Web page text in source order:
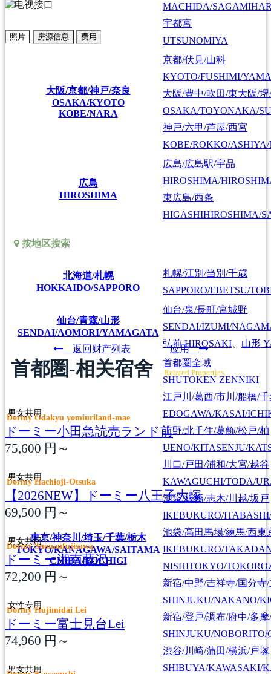
MACHIDA/
宇都宮
UTSUNOMIYA
大阪/京都/神戸/奈良
OSAKA/KYOTO
KOBE/NARA
京都/伏見/山科
KYOTO/FUSHIMI/
大阪/豊中/吹田/東大阪/
OSAKA/TOYONAKA/
神戸/六甲/芦屋/西宮
KOBE/ROKKO/
広島
HIROSHIMA
広島/広島駅/宇品
HIROSHIMA/
東広島/西条
HIGASHIHIROSHIMA/
按地区搜索
北海道/札幌
HOKKAIDO/SAPPORO
札幌/江別/当別/千歳
SAPPORO/EBETSU/
仙台/青森/山形
SENDAI/AOMORI/YAMAGATA
仙台/泉/長町/宮城野
SENDAI/IZUMI/
弘前HIROSAKI 山形
東京/神奈川/埼玉/千葉/栃木
TOKYO/KANAGAWA/SAITAMA
CHIBA/TOCHIGI
首都圏全域
SHUTOKEN ZENNIKI
江戸川/葛西/市川/船橋/千
EDOGAWA/KASAI/
上野/北千住/葛飾/松戸/柏
UENO/KITASENJU/
川口/戸田/浦和/大宮/越谷
KAWAGUCHI/TODA/
池袋/板橋/志木/川越/坂戸
IKEBUKURO/
池袋/高田馬場/練馬/西東
IKEBUKURO/
NISHITOKYO/
新宿/中野/吉祥寺/国分寺
SHINJUKU/NAKANO/
新宿/登戸/調布/府中/多
SHINJUKU/
渋谷/川崎/蒲田/横浜/戸塚
SHIBUYA/KAWASAKI/
照片 房源信息 费用
返回财产列表 应用
首都圏-相关宿舍 Related Properties
男女共用
Dormy Odakyu yomiuriland-mae
ドーミー小田急読売ランド前
75,600 円～
男女共用
Dormy Hachioji-Otsuka
【2026NEW】ドーミー八王子大塚
69,500 円～
男女共用
Dormy Shonanfujisawa
ドーミー湘南藤沢
72,200 円～
女性专用
Dormy Hujimidai Lei
ドーミー富士見台Lei
74,960 円～
男女共用